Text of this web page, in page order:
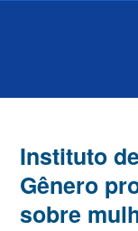
Instituto
Gênero
sobre